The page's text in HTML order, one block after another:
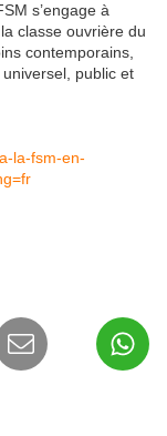
s’engage à
classe ouvrière du
contemporains,
public et
la-fsm-en-